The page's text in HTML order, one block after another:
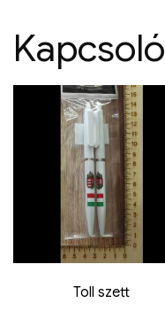
Toll szett